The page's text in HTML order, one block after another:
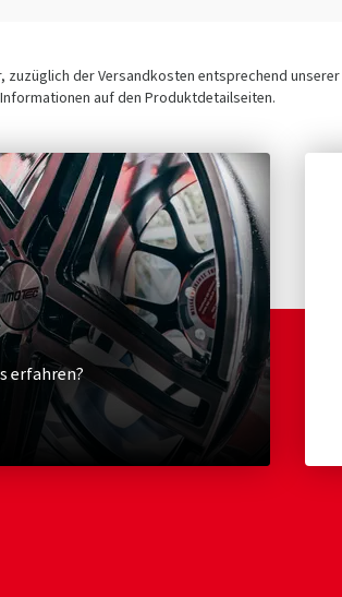
der Versandkosten entsprechend unserer
auf den Produktdetailseiten.
erfahren?